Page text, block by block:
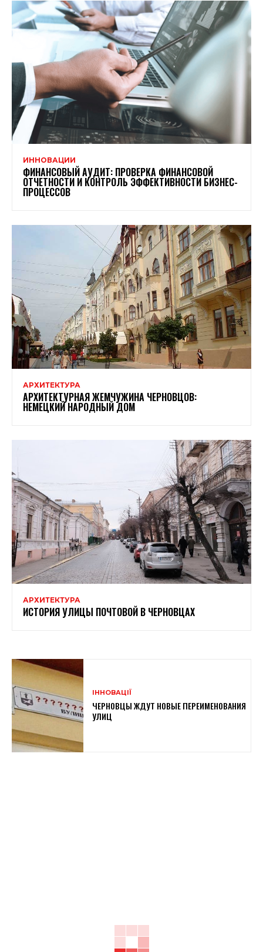
ИННОВАЦИИ
ФИНАНСОВЫЙ АУДИТ: ПРОВЕРКА ФИНАНСОВОЙ
ОТЧЕТНОСТИ И КОНТРОЛЬ ЭФФЕКТИВНОСТИ БИЗНЕС-
ПРОЦЕССОВ
АРХИТЕКТУРА
АРХИТЕКТУРНАЯ ЖЕМЧУЖИНА ЧЕРНОВЦОВ:
НЕМЕЦКИЙ НАРОДНЫЙ ДОМ
АРХИТЕКТУРА
ИСТОРИЯ УЛИЦЫ ПОЧТОВОЙ В ЧЕРНОВЦАХ
ІННОВАЦІЇ
ЧЕРНОВЦЫ ЖДУТ НОВЫЕ ПЕРЕИМЕНОВАНИЯ
УЛИЦ